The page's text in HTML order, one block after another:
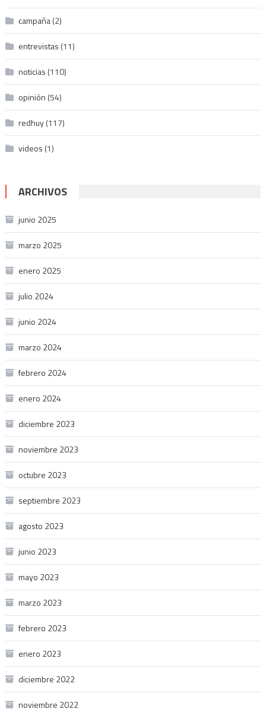
campaña(2)
entrevistas (11)
noticias (110)
opinión (54)
redhuy(117)
videos (1)
ARCHIVOS
junio 2025
marzo 2025
enero 2025
julio 2024
junio 2024
marzo 2024
febrero 2024
enero 2024
diciembre 2023
noviembre 2023
octubre 2023
septiembre 2023
agosto 2023
junio 2023
mayo 2023
marzo 2023
febrero 2023
enero 2023
diciembre 2022
noviembre 2022